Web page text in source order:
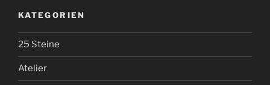
KATEGORIEN
25 Steine
Atelier